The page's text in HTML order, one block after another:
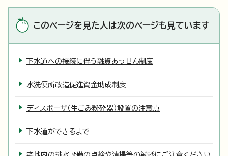
このページを見た人は次のページも見ています
下水道への接続に伴う融資あっせん制度
水洗便所改造促進資金助成制度
ディスポーザ（生ごみ粉砕器）設置の注意点
下水道ができるまで